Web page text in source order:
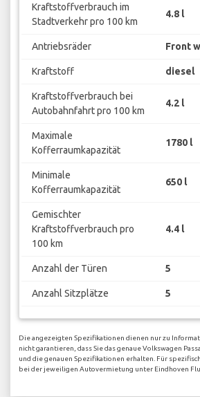
Kraftstoffverbrauch im
Stadtverkehr pro 100 km
4.8 l
Antriebsräder Front
Kraftstoff diesel
Kraftstoffverbrauch bei
Autobahnfahrt pro 100 km
4.2 l
Maximale
Kofferraumkapazität
1780 l
Minimale
Kofferraumkapazität
650 l
Gemischter
Kraftstoffverbrauch pro
100 km
4.4 l
Anzahl der Türen 5
Anzahl Sitzplätze 5
Die angezeigten Spezifikationen dienen nur zu
nicht garantieren, dass Sie das genaue Volkswagen
und die genauen Spezifikationen erhalten. Für
bei der jeweiligen Autovermietung unter Eindhoven